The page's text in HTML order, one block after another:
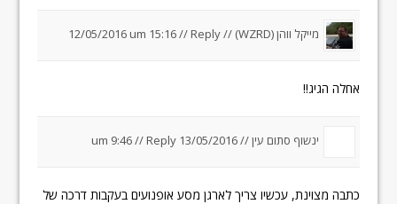
מייקל ווהן (WZRD) // 12/05/2016 um 15:16//Reply
אחלה הגיג!!
ינשוף סתום עין //13/05/2016 um 9:46
//Reply
כתבה מצוינת, עכשיו צריך לארגן מסע אופנועים בעקבות דרכה של